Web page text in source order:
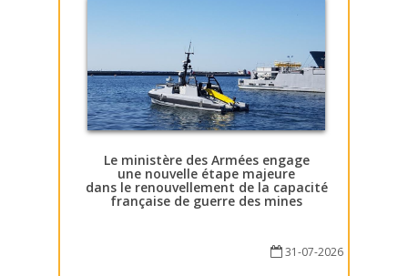
Le ministère des Armées engage
une nouvelle étape majeure
dans le renouvellement de la capacité
française de guerre des mines
31-07-2026